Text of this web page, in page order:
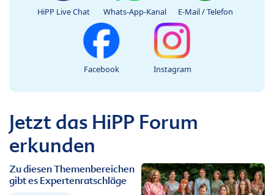
HiPP Live Chat Whats-App-Kanal E-Mail / Telefon
Facebook Instagram
Jetzt das HiPP Forum
erkunden
Zu diesen Themenbereichen
gibt es Expertenratschläge